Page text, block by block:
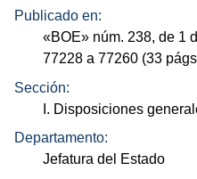
Publicado en:
«BOE» núm. 238, de 1
77228 a 77260 (33
Sección:
I. Disposiciones
Departamento:
Jefatura del Estado